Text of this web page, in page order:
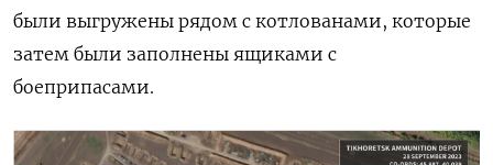
были выгружены рядом с котлованами, которые
затем были заполнены ящиками с
боеприпасами.